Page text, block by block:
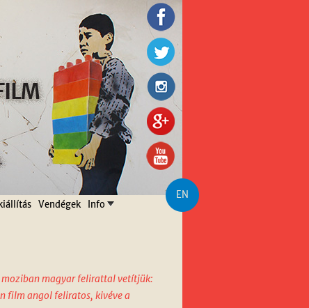
moziban magyar felirattal vetítjük:
film angol feliratos, kivéve a
Vendégek Info
EN